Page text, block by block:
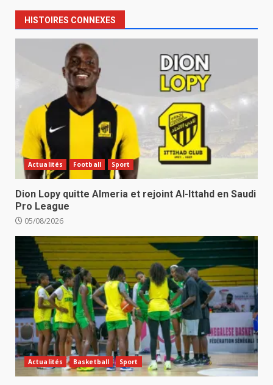
HISTOIRES CONNEXES
Actualités Football Sport
Dion Lopy quitte Almeria et rejoint Al-Ittahd en Saudi
Pro League
05/08/2026
Actualités Basketball Sport